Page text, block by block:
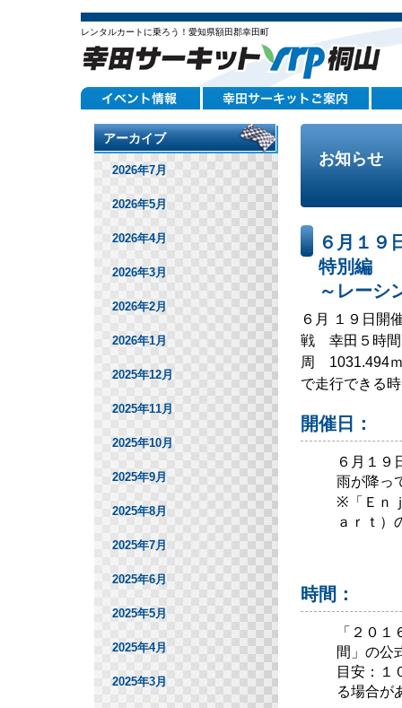
レンタルカートに乗ろう！愛知県額田郡幸田町
お知らせ
６月１９
特別編
～レーシ
６月 １９日開
戦 幸田５時間
周 1031.494ｍ
で走行できる
開催日：
６月１９
雨が降っ
※「Ｅｎ
ａｒｔ）
時間：
「２０
間」の公
目安：１
る場合が
アーカイブ
2026年7月
2026年5月
2026年4月
2026年3月
2026年2月
2026年1月
2025年12月
2025年11月
2025年10月
2025年9月
2025年8月
2025年7月
2025年6月
2025年5月
2025年4月
2025年3月